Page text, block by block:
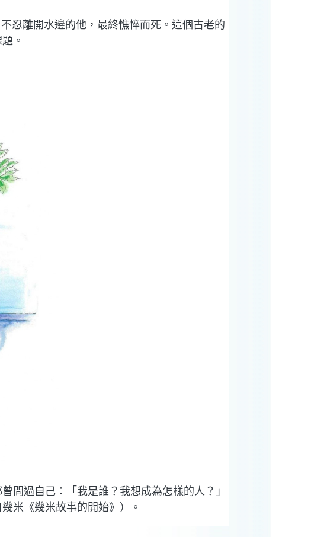
忍離開水邊的他，最終憔悴而死。這個古老的
。
過自己：「我是誰？我想成為怎樣的人？」
米《幾米故事的開始》）。